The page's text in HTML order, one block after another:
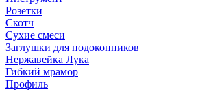
Розетки
Скотч
Сухие смеси
Заглушки для подоконников
Нержавейка Лука
Гибкий мрамор
Профиль